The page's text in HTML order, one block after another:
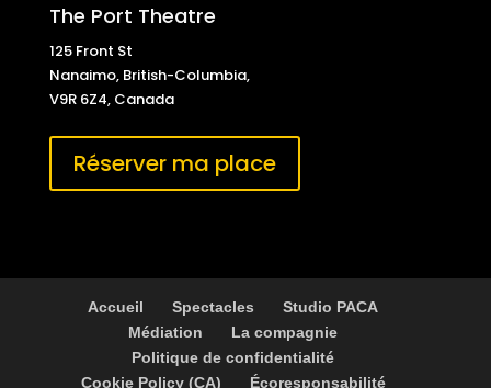
The Port Theatre
125 Front St
Nanaimo, British-Columbia,
V9R 6Z4, Canada
Réserver ma place
Accueil Spectacles
Studio PACA
Médiation
La compagnie
Politique de confidentialité
Cookie Policy (CA)
Écoresponsabilité